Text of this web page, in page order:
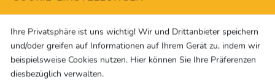
Verfügung, die BetMGM stark machen, sowie
hauseigenen Spielstudios entwickelt werden. Die
Gruppe ist in Großbritannien steuerlich ansässig
und in insgesamt 31 regulierten oder
Ihre Privatsphäre ist uns wichtig! Wir und Drittanbieter speichern
und/oder greifen auf Informationen auf Ihrem Gerät zu, indem wir
beispielsweise Cookies nutzen. Hier können Sie Ihre Präferenzen
diesbezüglich verwalten.